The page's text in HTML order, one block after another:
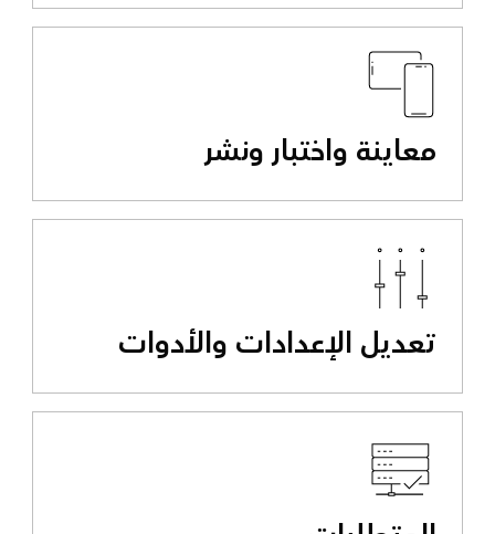
معاينة واختبار ونشر
تعديل الإعدادات والأدوات